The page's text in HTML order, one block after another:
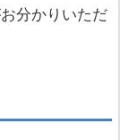
分かりいただ